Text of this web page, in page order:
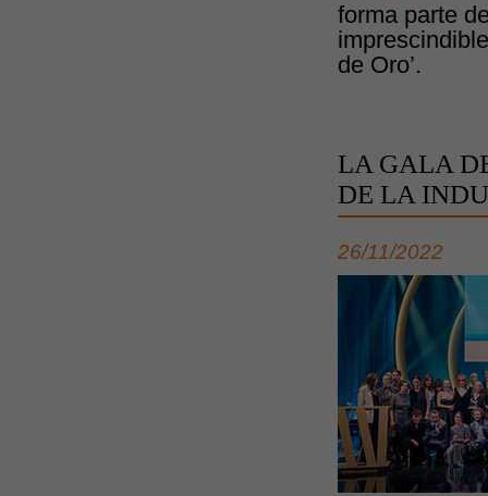
forma parte
de Oro’.
LA GALA
DE LA
26/11/2022